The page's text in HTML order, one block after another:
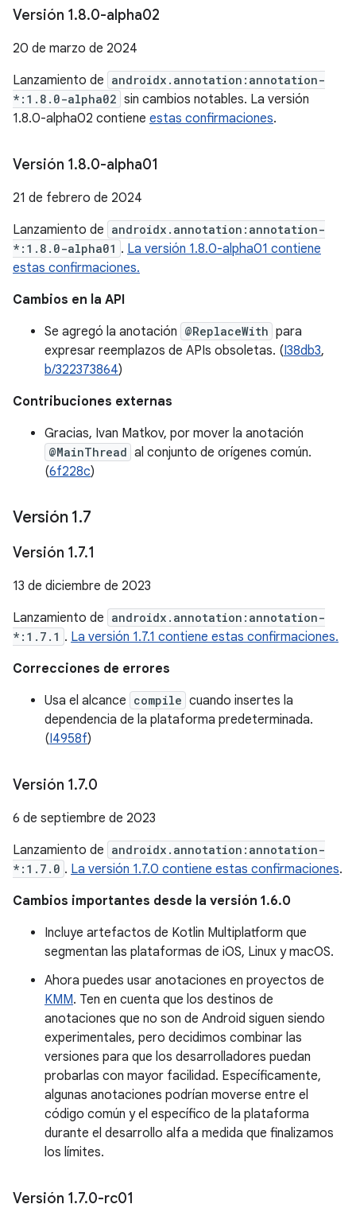
Versión 1.8.0-alpha02
20 de marzo de 2024
Lanzamiento de androidx.annotation:annotation-
*:1.8.0-alpha02 sin cambios notables. La versión
1.8.0-alpha02 contiene estas confirmaciones.
Versión 1.8.0-alpha01
21 de febrero de 2024
Lanzamiento de androidx.annotation:annotation-
*:1.8.0-alpha01 . La versión 1.8.0-alpha01 contiene
estas confirmaciones.
Cambios en la API
Se agregó la anotación @ReplaceWith para
expresar reemplazos de APIs obsoletas. (I38db3,
b/322373864)
Contribuciones externas
Gracias, Ivan Matkov, por mover la anotación
@MainThread al conjunto de orígenes común.
(6f228c)
Versión 1.7
Versión 1.7.1
13 de diciembre de 2023
Lanzamiento de androidx.annotation:annotation-
*:1.7.1 . La versión 1.7.1 contiene estas confirmaciones.
Correcciones de errores
Usa el alcance compile cuando insertes la
dependencia de la plataforma predeterminada.
(I4958f)
Versión 1.7.0
6 de septiembre de 2023
Lanzamiento de androidx.annotation:annotation-
*:1.7.0 . La versión 1.7.0 contiene estas confirmaciones.
Cambios importantes desde la versión 1.6.0
Incluye artefactos de Kotlin Multiplatform que
segmentan las plataformas de iOS, Linux y macOS.
Ahora puedes usar anotaciones en proyectos de
KMM. Ten en cuenta que los destinos de
anotaciones que no son de Android siguen siendo
experimentales, pero decidimos combinar las
versiones para que los desarrolladores puedan
probarlas con mayor facilidad. Específicamente,
algunas anotaciones podrían moverse entre el
código común y el específico de la plataforma
durante el desarrollo alfa a medida que finalizamos
los límites.
Versión 1.7.0-rc01